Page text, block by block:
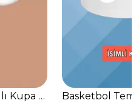
Kupa Bardak Çay Kahve
Basketbol